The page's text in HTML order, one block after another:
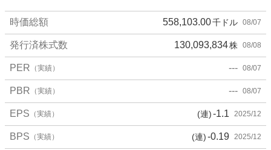
時価総額 558,103.00千ドル 08/07
発行済株式数 130,093,834株 08/08
PER （実績） --- 08/07
PBR （実績） --- 08/07
EPS （実績） (連)-1.1 2025/12
BPS （実績） (連)-0.19 2025/12